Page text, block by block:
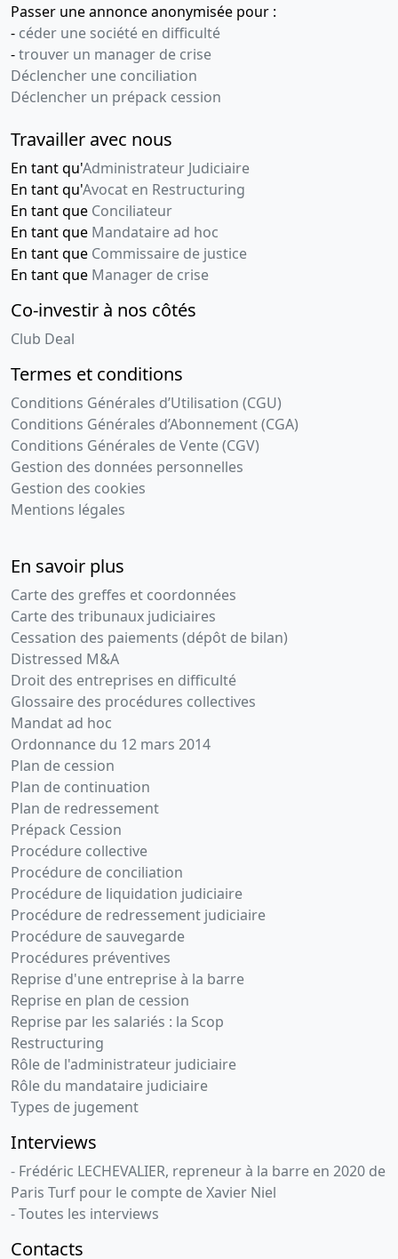
Passer une annonce anonymisée pour :
- céder une société en difficulté
-trouver un manager de crise
Déclencher une conciliation
Déclencher un prépack cession
Travailler avec nous
En tant qu'Administrateur Judiciaire
En tant qu'Avocat en Restructuring
En tant que Conciliateur
En tant que Mandataire ad hoc
En tant que Commissaire de justice
En tant que Manager de crise
Co-investir à nos côtés
Club Deal
Termes et conditions
Conditions Générales d’Utilisation (CGU)
Conditions Générales d’Abonnement (CGA)
Conditions Générales de Vente (CGV)
Gestion des données personnelles
Gestion des cookies
Mentions légales
En savoir plus
Carte des greffes et coordonnées
Carte des tribunaux judiciaires
Cessation des paiements (dépôt de bilan)
Distressed M&A
Droit des entreprises en difficulté
Glossaire des procédures collectives
Mandat ad hoc
Ordonnance du 12 mars 2014
Plan de cession
Plan de continuation
Plan de redressement
Prépack Cession
Procédure collective
Procédure de conciliation
Procédure de liquidation judiciaire
Procédure de redressement judiciaire
Procédure de sauvegarde
Procédures préventives
Reprise d'une entreprise à la barre
Reprise en plan de cession
Reprise par les salariés : la Scop
Restructuring
Rôle de l'administrateur judiciaire
Rôle du mandataire judiciaire
Types de jugement
Interviews
- Frédéric LECHEVALIER, repreneur à la barre en 2020 de
Paris Turf pour le compte de Xavier Niel
- Toutes les interviews
Contacts